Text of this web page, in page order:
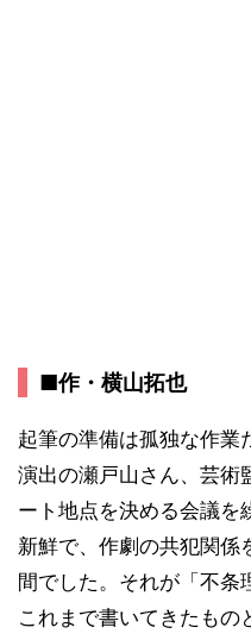
■作・横山拓也
起筆の準備は孤独な作業
演出の瀬戸山さん、芸術
ート地点を決める会議を
新鮮で、作劇の共犯関係
間でした。それが「不条
これまで書いてきたもの